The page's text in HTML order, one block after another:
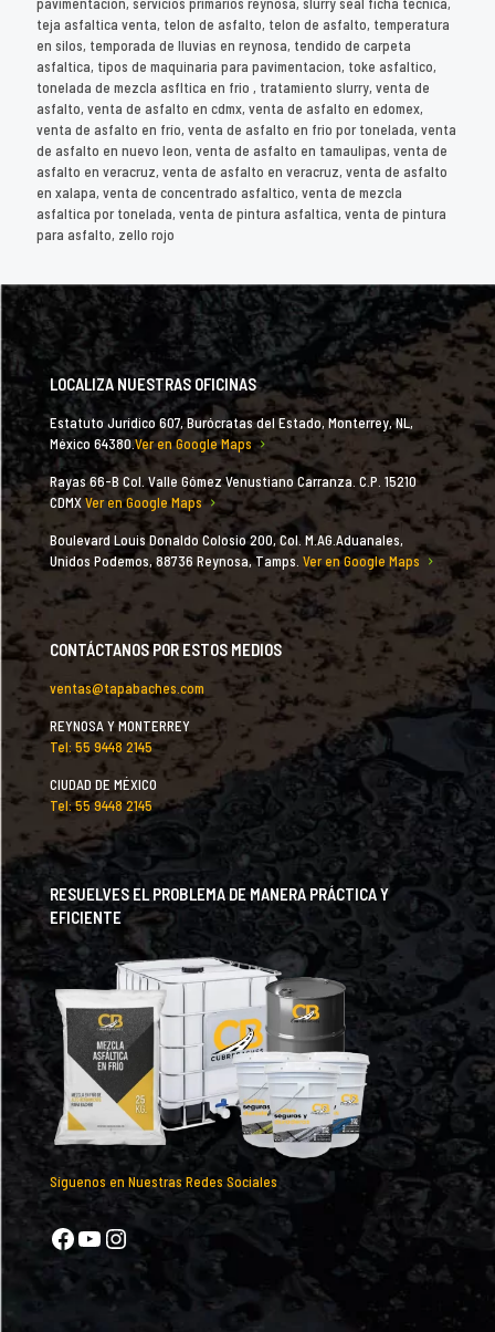
teja asfaltica venta, telon de asfalto, telon de asfalto, temperatura
en silos, temporada de lluvias en reynosa, tendido de carpeta
asfaltica, tipos de maquinaria para pavimentacion, toke asfaltico,
tonelada de mezcla asfltica en frio , tratamiento slurry, venta de
asfalto, venta de asfalto en cdmx, venta de asfalto en edomex,
venta de asfalto en frío, venta de asfalto en frio por tonelada, venta
de asfalto en nuevo leon, venta de asfalto en tamaulipas, venta de
asfalto en veracruz, venta de asfalto en veracruz, venta de asfalto
en xalapa, venta de concentrado asfaltico, venta de mezcla
asfaltica por tonelada, venta de pintura asfaltica, venta de pintura
para asfalto, zello rojo
LOCALIZA NUESTRAS OFICINAS
Estatuto Jurídico 607, Burócratas del Estado, Monterrey, NL,
México 64380.Ver en Google Maps
Rayas 66-B Col. Valle Gómez Venustiano Carranza. C.P. 15210
CDMXVer en Google Maps
Boulevard Louis Donaldo Colosio 200, Col. M.AG.Aduanales,
Unidos Podemos, 88736 Reynosa, Tamps. Ver en Google Maps
CONTÁCTANOS POR ESTOS MEDIOS
ventas@tapabaches.com
REYNOSA Y MONTERREY
Tel: 55 9448 2145
CIUDAD DE MÉXICO
Tel: 55 9448 2145
RESUELVES EL PROBLEMA DE MANERA PRÁCTICA Y
EFICIENTE
Síguenos en Nuestras Redes Sociales
Facebook
YouTube
Instagram